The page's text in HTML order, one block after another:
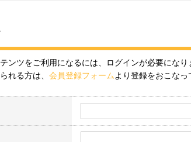
ンツをご利用になるには、ログインが必要になり
れる方は、 会員登録フォーム より登録をおこなっ